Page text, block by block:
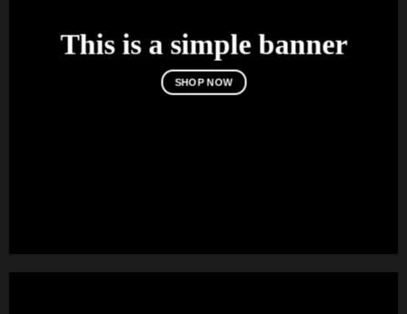
This is a simple banner
SHOP NOW